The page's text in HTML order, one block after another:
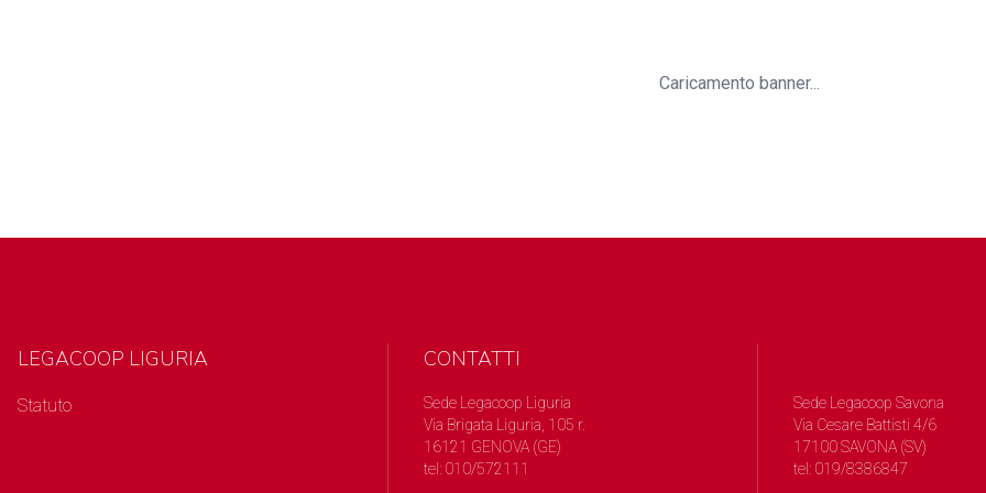
Caricamento banner...
LEGACOOP LIGURIA
Statuto
CONTATTI
Sede Legacoop Liguria
Via Brigata Liguria, 105 r.
16121 GENOVA (GE)
tel: 010/572111
Sede Legacoop Savona
Via Cesare Battisti 4/6
17100 SAVONA (SV)
tel: 019/8386847